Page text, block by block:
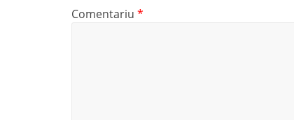
Comentariu *